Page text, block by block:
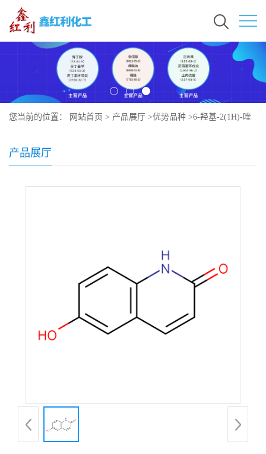
您当前的位置： 网站首页 > 产品展厅 >优势品种 >6-羟基-2(1H)-喹
产品展厅